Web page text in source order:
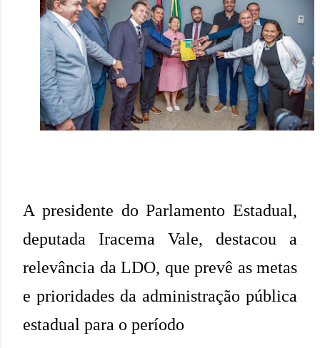
A presidente do Parlamento Estadual,
deputada Iracema Vale, destacou a
relevância da LDO, que prevê as metas
e prioridades da administração pública
estadual para o período